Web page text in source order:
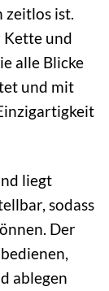
zeitlos ist.
Kette und
alle Blicke
und mit
liegt
sodass
Der
ablegen